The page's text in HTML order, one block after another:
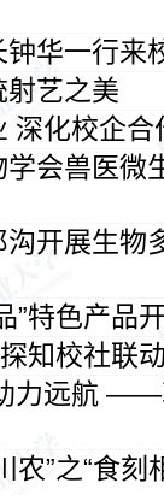
华一行来
艺之美
深化校企合
会兽医微
开展生物
”特色产品
知校社联
力远航
”之“食刻